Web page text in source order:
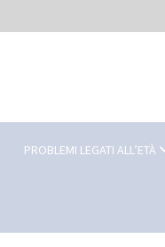
PROBLEMI LEGATI ALL’ETÀ